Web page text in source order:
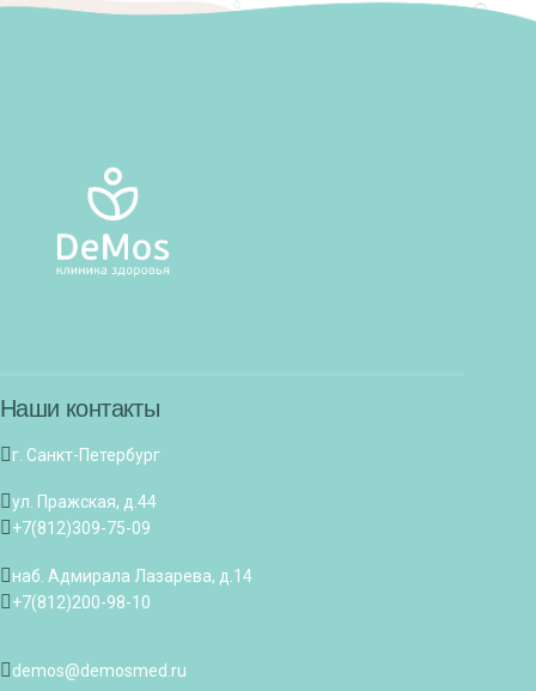
Наши контакты
г. Санкт-Петербург
ул. Пражская, д.44
+7(812)309-75-09
наб. Адмирала Лазарева, д.14
+7(812)200-98-10
demos@demosmed.ru